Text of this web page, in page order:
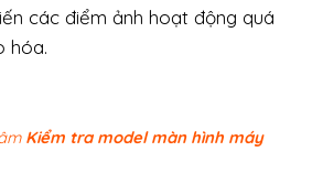
các điểm ảnh hoạt động quá
hóa.
Kiểm tra model màn hình máy